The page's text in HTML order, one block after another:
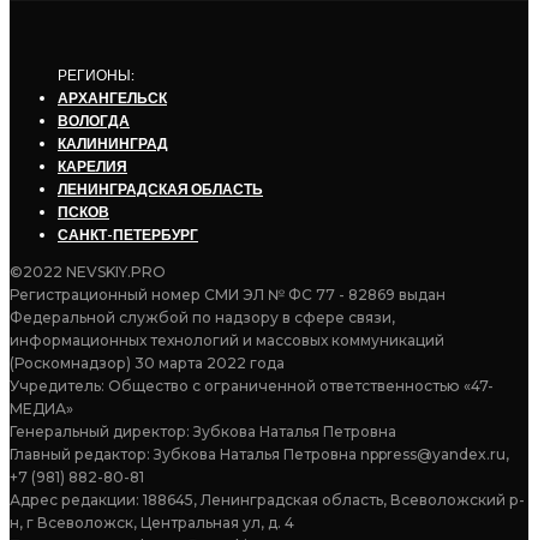
РЕГИОНЫ:
АРХАНГЕЛЬСК
ВОЛОГДА
КАЛИНИНГРАД
КАРЕЛИЯ
ЛЕНИНГРАДСКАЯ ОБЛАСТЬ
ПСКОВ
САНКТ-ПЕТЕРБУРГ
©2022 NEVSKIY.PRO
Регистрационный номер СМИ ЭЛ № ФС 77 - 82869 выдан
Федеральной службой по надзору в сфере связи,
информационных технологий и массовых коммуникаций
(Роскомнадзор) 30 марта 2022 года
Учредитель: Общество с ограниченной ответственностью «47-
МЕДИА»
Генеральный директор: Зубкова Наталья Петровна
Главный редактор: Зубкова Наталья Петровна nppress@yandex.ru,
+7 (981) 882-80-81
Адрес редакции: 188645, Ленинградская область, Всеволожский р-
н, г Всеволожск, Центральная ул, д. 4